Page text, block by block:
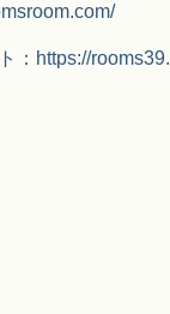
：https://